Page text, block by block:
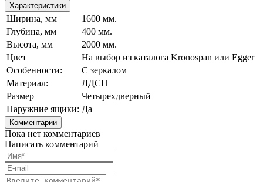
Характеристики
Ширина, мм
1600 мм.
Глубина, мм
400 мм.
Высота, мм
2000 мм.
Цвет
На выбор из каталога Kronospan или Egger
Особенности:
С зеркалом
Материал:
ЛДСП
Размер
Четырехдверный
Наружние ящики: Да
Комментарии
Пока нет комментариев
Написать комментарий